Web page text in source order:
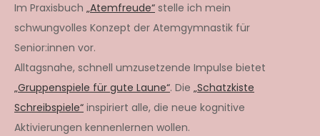
Im Praxisbuch „Atemfreude“ stelle ich mein
schwungvolles Konzept der Atemgymnastik für
Senior:innen vor.
Alltagsnahe, schnell umzusetzende Impulse bietet
„Gruppenspiele für gute Laune“. Die „Schatzkiste
Schreibspiele“ inspiriert alle, die neue kognitive
Aktivierungen kennenlernen wollen.